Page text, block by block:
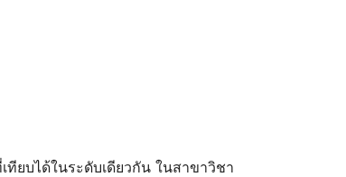
บได้ในระดับเดียวกัน ในสาขาวิชา